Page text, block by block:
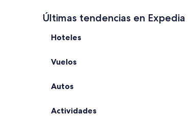
Últimas tendencias en Expedia
Hoteles
Vuelos
Autos
Actividades